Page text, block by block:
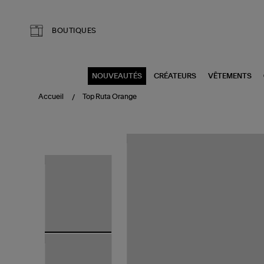
BOUTIQUES
NOUVEAUTÉS CRÉATEURS VÊTEMENTS
Accueil Top Ruta Orange